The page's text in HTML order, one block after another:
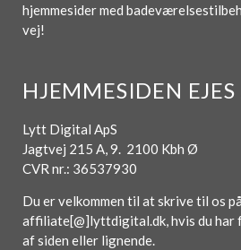
hjemmesider med
vej!
HJEMMESIDEN EJES
Lytt Digital ApS
Jagtvej 215 A, 9. 2100 Kbh Ø
CVR nr.: 36537930
Du er velkommen til at skrive til os på
affiliate[@]lyttdigital.dk, hvis du
af siden eller lignende.